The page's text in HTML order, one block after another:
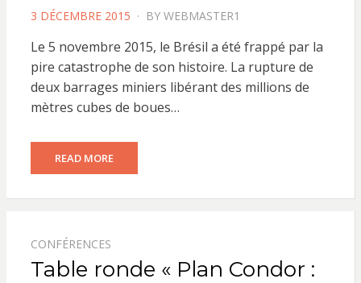
POSTED
3 DÉCEMBRE 2015 BY WEBMASTER1
Le 5 novembre 2015, le Brésil a été frappé par la
pire catastrophe de son histoire. La rupture de
deux barrages miniers libérant des millions de
mètres cubes de boues…
READ MORE
CONFÉRENCES
Table ronde « Plan Condor :